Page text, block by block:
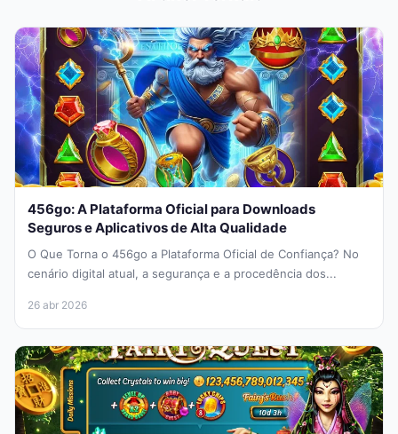
456go: A Plataforma Oficial para Downloads
Seguros e Aplicativos de Alta Qualidade
O Que Torna o 456go a Plataforma Oficial de Confiança? No
cenário digital atual, a segurança e a procedência dos...
26 abr 2026